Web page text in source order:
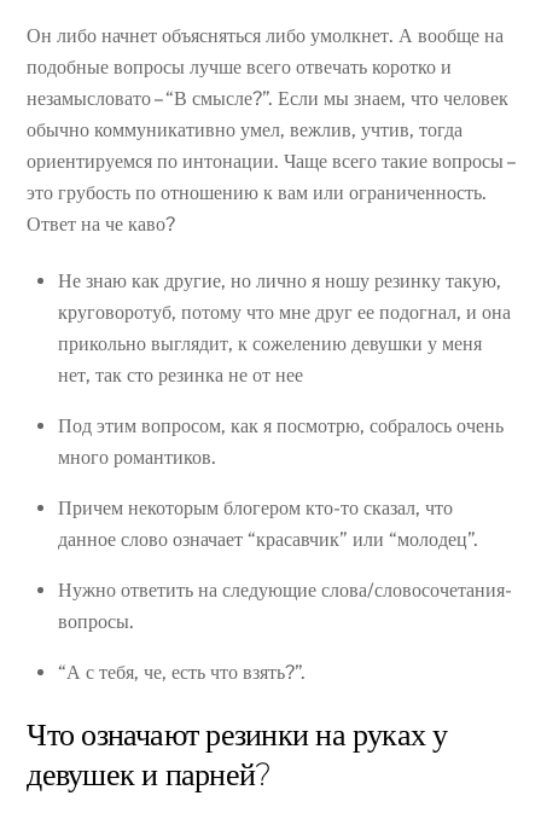
Он либо начнет объясняться либо умолкнет. А вообще на
подобные вопросы лучше всего отвечать коротко и
незамысловато – “В смысле?”. Если мы знаем, что человек
обычно коммуникативно умел, вежлив, учтив, тогда
ориентируемся по интонации. Чаще всего такие вопросы –
это грубость по отношению к вам или ограниченность.
Ответ на че каво?
Не знаю как другие, но лично я ношу резинку такую,
круговоротуб, потому что мне друг ее подогнал, и она
прикольно выглядит, к сожелению девушки у меня
нет, так сто резинка не от нее
Под этим вопросом, как я посмотрю, собралось очень
много романтиков.
Причем некоторым блогером кто-то сказал, что
данное слово означает “красавчик” или “молодец”.
Нужно ответить на следующие слова/словосочетания-
вопросы.
“А с тебя, че, есть что взять?”.
Что означают резинки на руках у
девушек и парней?